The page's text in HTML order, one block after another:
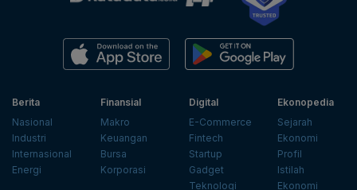
Berita
Nasional
Industri
Internasional
Energi
Finansial
Makro
Keuangan
Bursa
Korporasi
Digital
E-Commerce
Fintech
Startup
Gadget
Teknologi
Ekonopedia
Sejarah
Ekonomi
Profil
Istilah
Ekonomi